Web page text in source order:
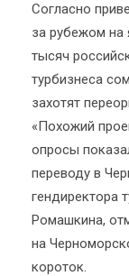
Согласно
за рубежом на
тысяч
турбизнеса
захотят
«Похожий
опросы
переводу в
гендиректора
Ромашкина,
на
короток.